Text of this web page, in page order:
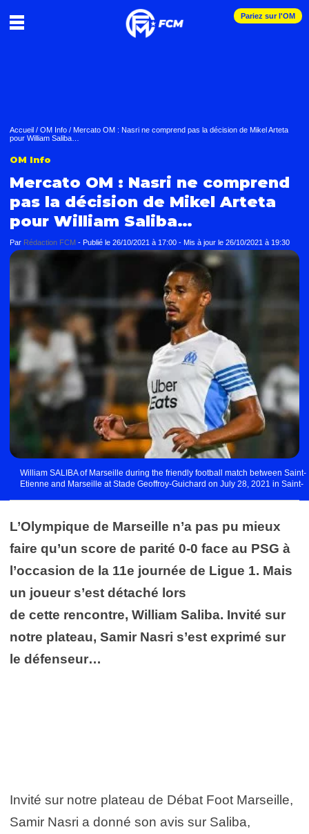
Pariez sur l'OM
Accueil / OM Info / Mercato OM : Nasri ne comprend pas la décision de Mikel Arteta
pour William Saliba…
OM Info
Mercato OM : Nasri ne comprend
pas la décision de Mikel Arteta
pour William Saliba…
Par Rédaction FCM - Publié le 26/10/2021 à 17:00 - Mis à jour le 26/10/2021 à 19:30
William SALIBA of Marseille during the friendly football match between Saint-
Etienne and Marseille at Stade Geoffroy-Guichard on July 28, 2021 in Saint-
L’Olympique de Marseille n’a pas pu mieux
faire qu’un score de parité 0-0 face au PSG à
l’occasion de la 11e journée de Ligue 1. Mais
un joueur s’est détaché lors
de cette rencontre, William Saliba. Invité sur
notre plateau, Samir Nasri s’est exprimé sur
le défenseur…
Invité sur notre plateau de Débat Foot Marseille,
Samir Nasri a donné son avis sur Saliba,